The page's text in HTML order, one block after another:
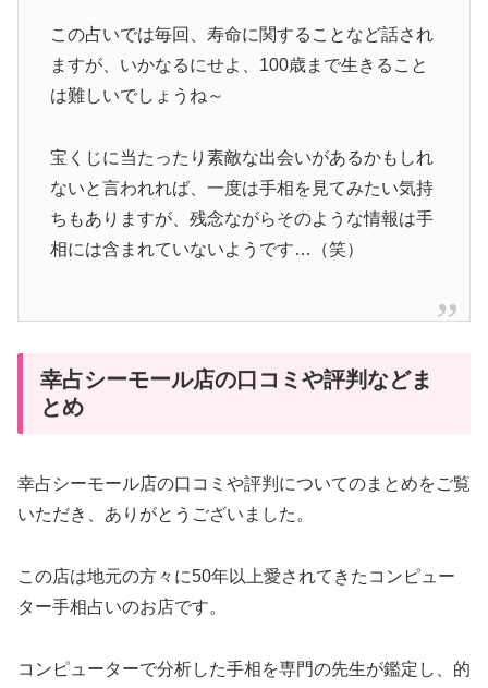
この占いでは毎回、寿命に関することなど話され
ますが、いかなるにせよ、100歳まで生きること
は難しいでしょうね～
宝くじに当たったり素敵な出会いがあるかもしれ
ないと言われれば、一度は手相を見てみたい気持
ちもありますが、残念ながらそのような情報は手
相には含まれていないようです…（笑）
幸占シーモール店の口コミや評判などま
とめ
幸占シーモール店の口コミや評判についてのまとめをご覧
いただき、ありがとうございました。
この店は地元の方々に50年以上愛されてきたコンピュー
ター手相占いのお店です。
コンピューターで分析した手相を専門の先生が鑑定し、的